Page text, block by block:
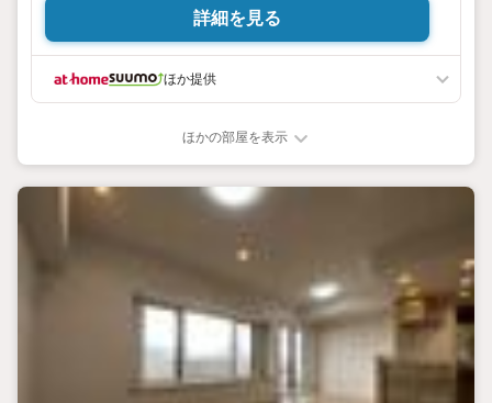
詳細を見る
ほか提供
ほかの部屋を表示